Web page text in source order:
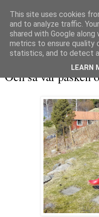
Och så var påsken
This site uses cookies
and to analyze traffic.
shared with Google
metrics to ensure quality
statistics, and to detect
LEARN